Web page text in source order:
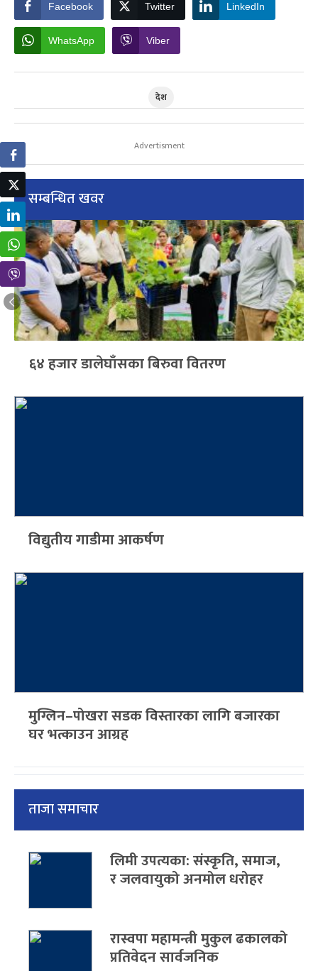
Facebook Twitter LinkedIn
WhatsApp Viber
देश
Advertisment
सम्बन्धित खवर
६४ हजार डालेघाँसका बिरुवा वितरण
विद्युतीय गाडीमा आकर्षण
मुग्लिन–पोखरा सडक विस्तारका लागि बजारका
घर भत्काउन आग्रह
ताजा समाचार
लिमी उपत्यका: संस्कृति, समाज,
र जलवायुको अनमोल धरोहर
रास्वपा महामन्त्री मुकुल ढकालको
प्रतिवेदन सार्वजनिक